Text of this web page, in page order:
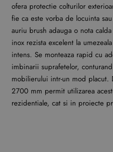
ofera protectie colturilor
fie ca este vorba de locuinta
auriu brush adauga o nota
inox rezista excelent la
intens. Se monteaza rapid cu
imbinarii suprafetelor,
mobilierului intr-un mod
2700 mm permit utilizarea
rezidentiale, cat si in proiecte